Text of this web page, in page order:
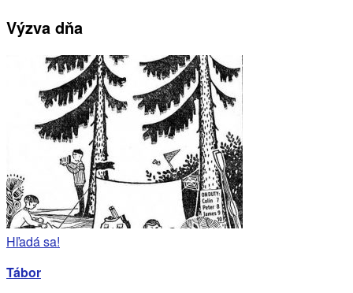
Výzva dňa
Hľadá sa!
Tábor